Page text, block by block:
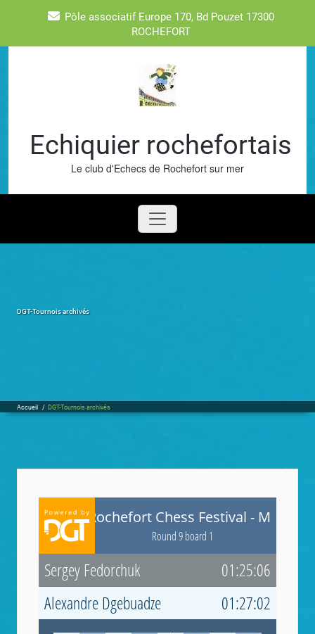
Pôle associatif Europe 170, Bd Pouzet 17300
ROCHEFORT
Echiquier rochefortais
Le club d'Echecs de Rochefort sur mer
DGT-Tournois archivés
Accueil / DGT-Tournois archivés